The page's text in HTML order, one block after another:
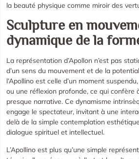
la beauté physique comme miroir des
Sculpture en
dynamique de la
La représentation d’Apollon n’est pas
d’un sens du mouvement et de la
l’Apollino est celle d’un moment
ou une réflexion profonde, ce qui confère
presque narrative. Ce dynamisme
engage le spectateur, invitant à une
delà de la simple contemplation
dialogue spirituel et intellectuel.
L’Apollino est plus qu’une simple